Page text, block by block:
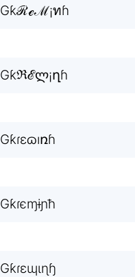
Gƙℛℯℳ¡ทɦ
Gƙℜℰლ¡ղɦ
Gƙɾεɷıռɦ
Gƙɾєɱɨɲħ
Gƙɾɛɰɩɳɧ